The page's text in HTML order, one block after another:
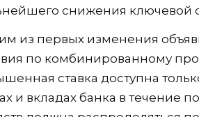
снижения ключевой
из первых изменения
по комбинированному
ставка доступна
и вкладах банка в течение